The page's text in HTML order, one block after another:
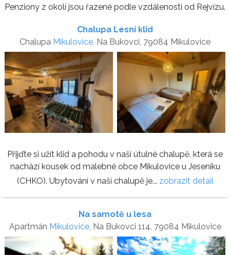
Penziony z okolí jsou řazené podle vzdálenosti od Rejvízu.
Chalupa Lesní klid
Chalupa Mikulovice, Na Bukovci, 79084 Mikulovice
Přijďte si užít klid a pohodu v naší útulné chalupě, která se
nachází kousek od malebné obce Mikulovice u Jeseníku
(CHKO). Ubytování v naší chalupě je... zobrazit detail
Na samotě u lesa
Apartmán Mikulovice, Na Bukovci 114, 79084 Mikulovice